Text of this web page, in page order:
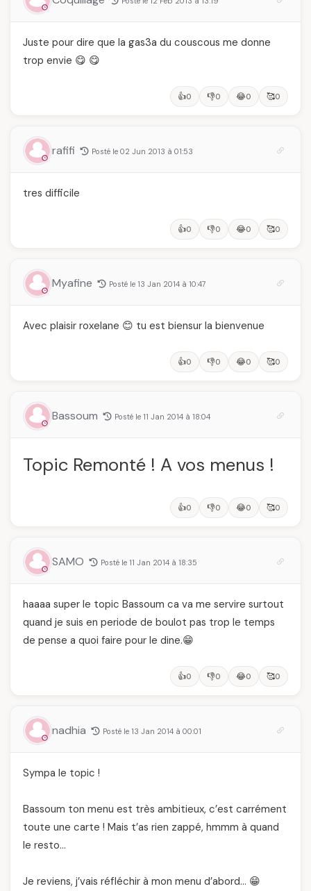
Juste pour dire que la gas3a du couscous me donne
trop envie 😋 😋
👍0 👎0 😂0 🥰0
rafifi Posté le 02 Jun 2013 à 01:53
tres difficile
👍0 👎0 😂0 🥰0
Myafine Posté le 13 Jan 2014 à 10:47
Avec plaisir roxelane 😊 tu est biensur la bienvenue
👍0 👎0 😂0 🥰0
Bassoum Posté le 11 Jan 2014 à 18:04
Topic Remonté ! A vos menus !
👍0 👎0 😂0 🥰0
SAMO Posté le 11 Jan 2014 à 18:35
haaaa super le topic Bassoum ca va me servire surtout
quand je suis en periode de boulot pas trop le temps
de pense a quoi faire pour le dine.😁
👍0 👎0 😂0 🥰0
nadhia Posté le 13 Jan 2014 à 00:01
Sympa le topic !
Bassoum ton menu est très ambitieux, c’est carrément
toute une carte ! Mais t’as rien zappé, hmmm à quand
le resto…
Je reviens, j’vais réfléchir à mon menu d’abord… 😁